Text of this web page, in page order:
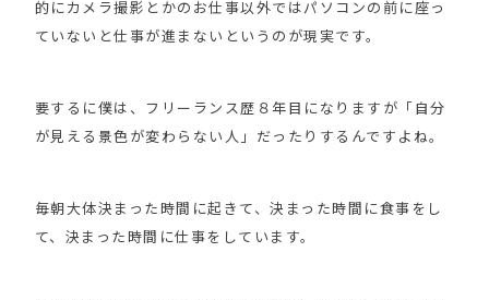
的にカメラ撮影とかのお仕事以外ではパソコンの前に座っ
ていないと仕事が進まないというのが現実です。
要するに僕は、フリーランス歴８年目になりますが「自分
が見える景色が変わらない人」だったりするんですよね。
毎朝大体決まった時間に起きて、決まった時間に食事をし
て、決まった時間に仕事をしています。